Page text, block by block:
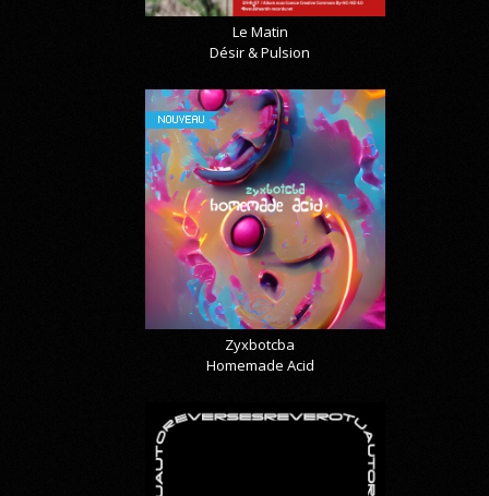
Le Matin
Désir & Pulsion
NOUVEAU
Zyxbotcba
Homemade Acid